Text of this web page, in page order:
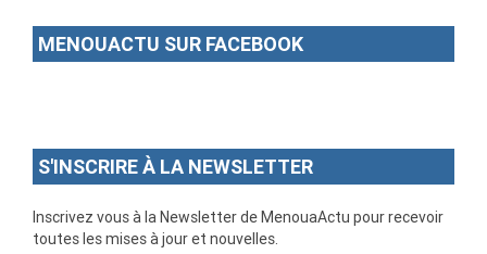
MENOUACTU SUR FACEBOOK
S'INSCRIRE À LA NEWSLETTER
Inscrivez vous à la Newsletter de MenouaActu pour recevoir
toutes les mises à jour et nouvelles.